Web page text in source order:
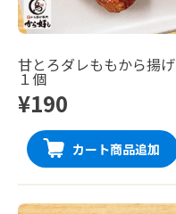
甘とろダレももから揚げ
１個
¥190
カート商品追加